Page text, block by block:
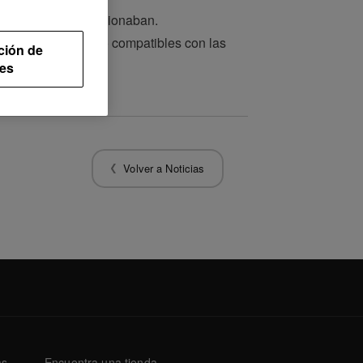
efectos no funcionaban.
DJ no compatibles con las
Volver a Noticias
de